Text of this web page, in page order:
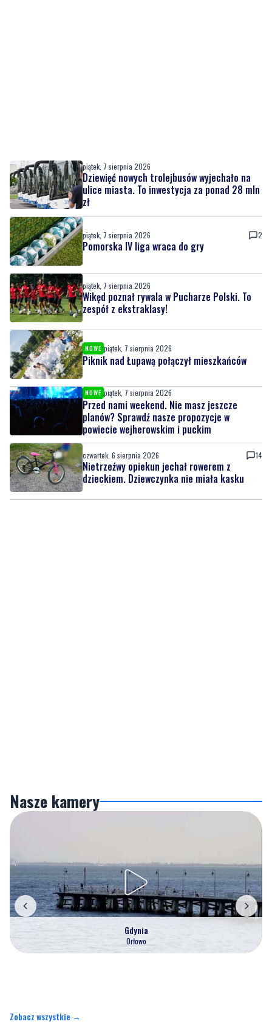
piątek, 7 sierpnia 2026
Dziewięć nowych trolejbusów wyjechało na
ulice miasta. To inwestycja za ponad 28 mln
zł
piątek, 7 sierpnia 2026 2
Pomorska IV liga wraca do gry
piątek, 7 sierpnia 2026
Wikęd poznał rywala w Pucharze Polski. To
zespół z ekstraklasy!
NOWE piątek, 7 sierpnia 2026
Piknik nad Łupawą połączył mieszkańców
NOWE piątek, 7 sierpnia 2026
Przed nami weekend. Nie masz jeszcze
planów? Sprawdź nasze propozycje w
powiecie wejherowskim i puckim
czwartek, 6 sierpnia 2026 14
Nietrzeźwy opiekun jechał rowerem z
dzieckiem. Dziewczynka nie miała kasku
Nasze kamery
Gdynia
Orłowo
Zobacz wszystkie →